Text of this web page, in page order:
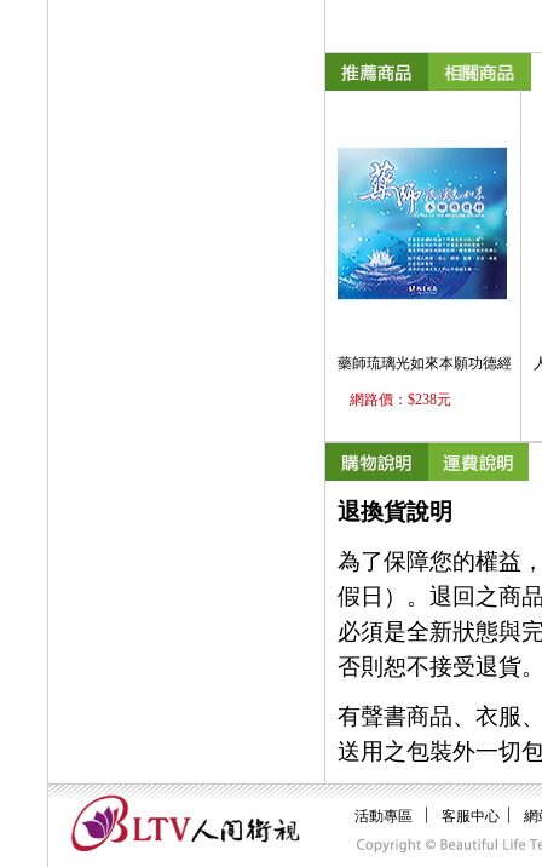
藥師琉璃光如來本願功德經
網路價：$238元
退換貨說明
為了保障您的權益
假日）。退回之商
必須是全新狀態與
否則恕不接受退貨
有聲書商品、衣服
送用之包裝外一切
活動專區︱ 客服中心︱ 網